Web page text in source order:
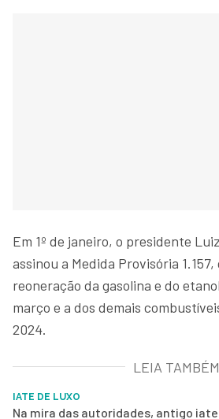
Em 1º de janeiro, o presidente
assinou a Medida Provisória
reoneração da gasolina e do
março e a dos demais
2024.
LEIA TAMBÉM
IATE DE LUXO
Na mira das autoridades, antigo